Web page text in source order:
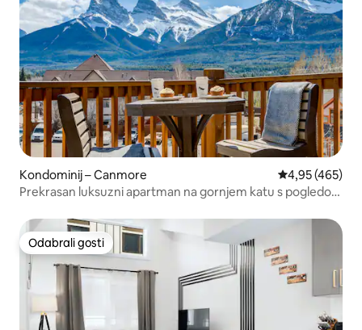
Kondominij – Canmore Prosječna
4,95 (465)
Prekrasan luksuzni apartman na gornjem katu s pogledom
Odabrali gosti
Odabrali gosti